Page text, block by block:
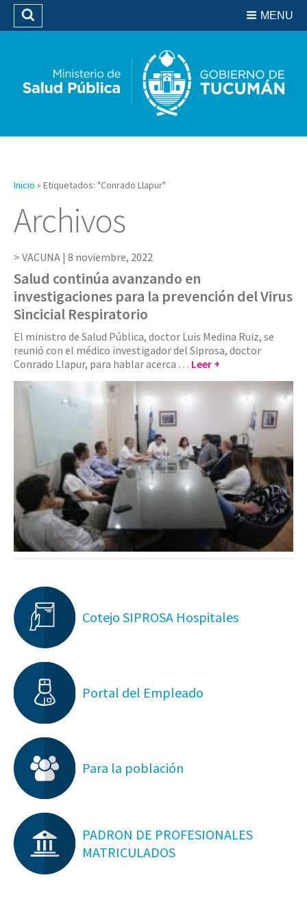
Biblioteca
MENU
Buscar
Inicio » Etiquetados: "Conrado Llapur"
Archivos
VACUNA | 8 noviembre, 2022
Salud continúa avanzando en
investigaciones para la prevención del Virus
Sincicial Respiratorio
El ministro de Salud Pública, doctor Luis Medina Ruiz, se
reunió con el médico investigador del Siprosa, doctor
Conrado Llapur, para hablar acerca … Leer +
Cotejo SIPROSA Hospitales
Portal del Empleado
Para la población
PADRON DE PROFESIONALES
MATRICULADOS